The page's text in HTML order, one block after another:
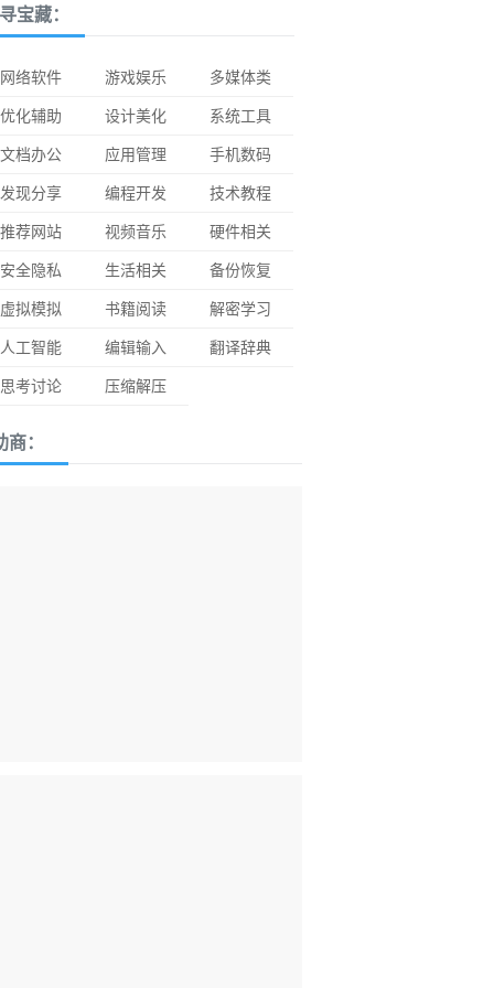
宝藏：
网络软件 游戏娱乐
多媒体类
优化辅助
设计美化
系统工具
文档办公
应用管理
手机数码
发现分享
编程开发
技术教程
推荐网站
视频音乐
硬件相关
安全隐私
生活相关
备份恢复
虚拟模拟
书籍阅读
解密学习
人工智能
编辑输入
翻译辞典
思考讨论
压缩解压
商：